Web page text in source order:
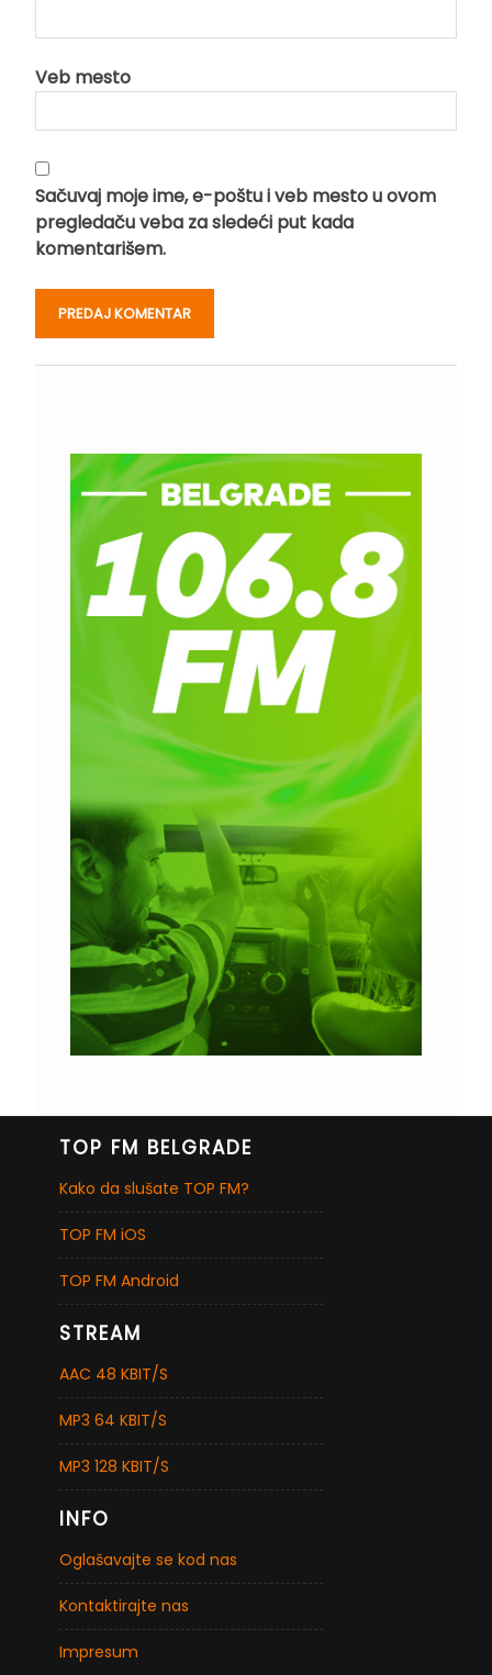
Veb mesto
Sačuvaj moje ime, e-poštu i veb mesto u ovom
pregledaču veba za sledeći put kada
komentarišem.
TOP FM BELGRADE
Kako da slušate TOP FM?
TOP FM iOS
TOP FM Android
STREAM
AAC 48 KBIT/S
MP3 64 KBIT/S
MP3 128 KBIT/S
INFO
Oglašavajte se kod nas
Kontaktirajte nas
Impresum